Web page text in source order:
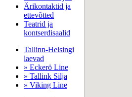
Ärikontaktid ja
ettevõtted
Teatrid ja
kontserdisaalid
Tallinn-Helsingi
laevad
» Eckerö Line
» Tallink Silja
» Viking Line